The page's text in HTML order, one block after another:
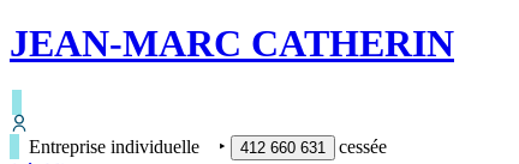
JEAN-MARC CATHERIN
Entreprise individuelle ‣ 412 660 631
cessée